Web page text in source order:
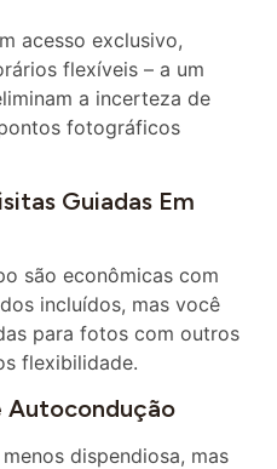
flexíveis – a um
a incerteza de
fotográficos
Guiadas Em
são econômicas com
incluídos, mas você
para fotos com outros
flexibilidade.
dispendiosa, mas
pela recuperação e